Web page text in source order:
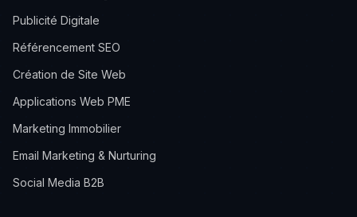
Publicité Digitale
Référencement SEO
Création de Site Web
Applications Web PME
Marketing Immobilier
Email Marketing & Nurturing
Social Media B2B